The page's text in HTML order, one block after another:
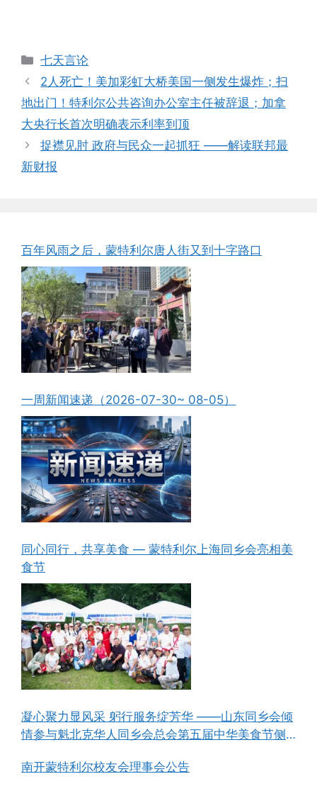
Categories
七天言论
2人死亡！美加彩虹大桥美国一侧发生爆炸；扫
地出门！特利尔公共咨询办公室主任被辞退；加拿
大央行长首次明确表示利率到顶
捉襟见肘 政府与民众一起抓狂 ——解读联邦最
新财报
百年风雨之后，蒙特利尔唐人街又到十字路口
一周新闻速递（2026-07-30~ 08-05）
同心同行，共享美食 — 蒙特利尔上海同乡会亮相美
食节
凝心聚力显风采 躬行服务绽芳华 ——山东同乡会倾
情参与魁北克华人同乡会总会第五届中华美食节侧
南开蒙特利尔校友会理事会公告